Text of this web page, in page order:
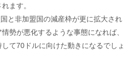
ます。
と非加盟国の減産枠が更に拡大され
勢が悪化するような事態になれば、
て70ドルに向けた動きになるでしょ